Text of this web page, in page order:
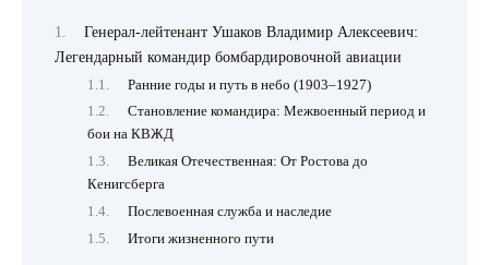
Генерал-лейтенант Ушаков Владимир Алексеевич:
Легендарный командир бомбардировочной авиации
Ранние годы и путь в небо (1903–1927)
Становление командира: Межвоенный период и
бои на КВЖД
Великая Отечественная: От Ростова до
Кенигсберга
Послевоенная служба и наследие
Итоги жизненного пути